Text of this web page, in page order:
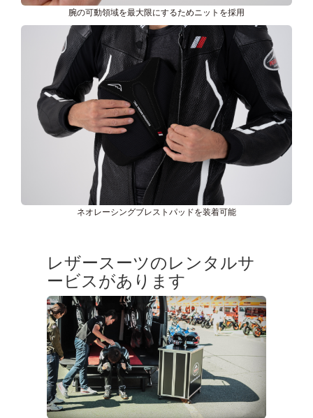
腕の可動領域を最大限にするためニットを採用
ネオレーシングブレストパッドを装着可能
レザースーツのレンタルサ
ービスがあります